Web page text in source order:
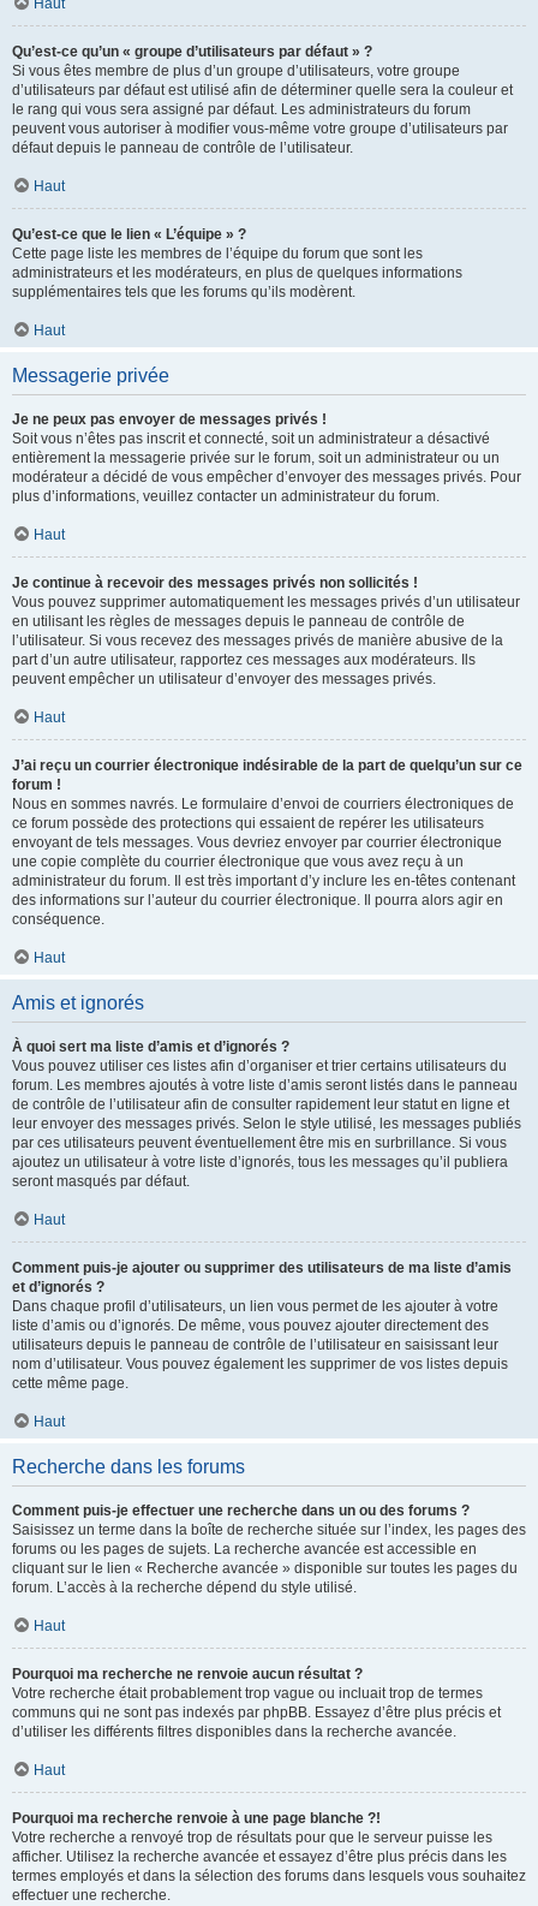
Haut
Qu’est-ce qu’un « groupe d’utilisateurs par défaut » ?
Si vous êtes membre de plus d’un groupe d’utilisateurs, votre groupe
d’utilisateurs par défaut est utilisé afin de déterminer quelle sera la couleur et
le rang qui vous sera assigné par défaut. Les administrateurs du forum
peuvent vous autoriser à modifier vous-même votre groupe d’utilisateurs par
défaut depuis le panneau de contrôle de l’utilisateur.
Haut
Qu’est-ce que le lien « L’équipe » ?
Cette page liste les membres de l’équipe du forum que sont les
administrateurs et les modérateurs, en plus de quelques informations
supplémentaires tels que les forums qu’ils modèrent.
Haut
Messagerie privée
Je ne peux pas envoyer de messages privés !
Soit vous n’êtes pas inscrit et connecté, soit un administrateur a désactivé
entièrement la messagerie privée sur le forum, soit un administrateur ou un
modérateur a décidé de vous empêcher d’envoyer des messages privés. Pour
plus d’informations, veuillez contacter un administrateur du forum.
Haut
Je continue à recevoir des messages privés non sollicités !
Vous pouvez supprimer automatiquement les messages privés d’un utilisateur
en utilisant les règles de messages depuis le panneau de contrôle de
l’utilisateur. Si vous recevez des messages privés de manière abusive de la
part d’un autre utilisateur, rapportez ces messages aux modérateurs. Ils
peuvent empêcher un utilisateur d’envoyer des messages privés.
Haut
J’ai reçu un courrier électronique indésirable de la part de quelqu’un sur ce
forum !
Nous en sommes navrés. Le formulaire d’envoi de courriers électroniques de
ce forum possède des protections qui essaient de repérer les utilisateurs
envoyant de tels messages. Vous devriez envoyer par courrier électronique
une copie complète du courrier électronique que vous avez reçu à un
administrateur du forum. Il est très important d’y inclure les en-têtes contenant
des informations sur l’auteur du courrier électronique. Il pourra alors agir en
conséquence.
Haut
Amis et ignorés
À quoi sert ma liste d’amis et d’ignorés ?
Vous pouvez utiliser ces listes afin d’organiser et trier certains utilisateurs du
forum. Les membres ajoutés à votre liste d’amis seront listés dans le panneau
de contrôle de l’utilisateur afin de consulter rapidement leur statut en ligne et
leur envoyer des messages privés. Selon le style utilisé, les messages publiés
par ces utilisateurs peuvent éventuellement être mis en surbrillance. Si vous
ajoutez un utilisateur à votre liste d’ignorés, tous les messages qu’il publiera
seront masqués par défaut.
Haut
Comment puis-je ajouter ou supprimer des utilisateurs de ma liste d’amis
et d’ignorés ?
Dans chaque profil d’utilisateurs, un lien vous permet de les ajouter à votre
liste d’amis ou d’ignorés. De même, vous pouvez ajouter directement des
utilisateurs depuis le panneau de contrôle de l’utilisateur en saisissant leur
nom d’utilisateur. Vous pouvez également les supprimer de vos listes depuis
cette même page.
Haut
Recherche dans les forums
Comment puis-je effectuer une recherche dans un ou des forums ?
Saisissez un terme dans la boîte de recherche située sur l’index, les pages des
forums ou les pages de sujets. La recherche avancée est accessible en
cliquant sur le lien « Recherche avancée » disponible sur toutes les pages du
forum. L’accès à la recherche dépend du style utilisé.
Haut
Pourquoi ma recherche ne renvoie aucun résultat ?
Votre recherche était probablement trop vague ou incluait trop de termes
communs qui ne sont pas indexés par phpBB. Essayez d’être plus précis et
d’utiliser les différents filtres disponibles dans la recherche avancée.
Haut
Pourquoi ma recherche renvoie à une page blanche ?!
Votre recherche a renvoyé trop de résultats pour que le serveur puisse les
afficher. Utilisez la recherche avancée et essayez d’être plus précis dans les
termes employés et dans la sélection des forums dans lesquels vous souhaitez
effectuer une recherche.